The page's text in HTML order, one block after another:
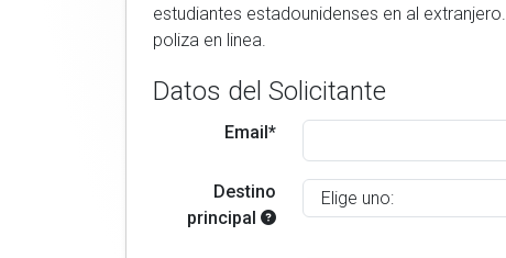
estudiantes estadounidenses en al extranjero. Por favor, introduzca sus datos a continuacion para recibir un presupuesto gratuito y luego comprar una
poliza en linea.
Datos del Solicitante
Email*
Destino
principal